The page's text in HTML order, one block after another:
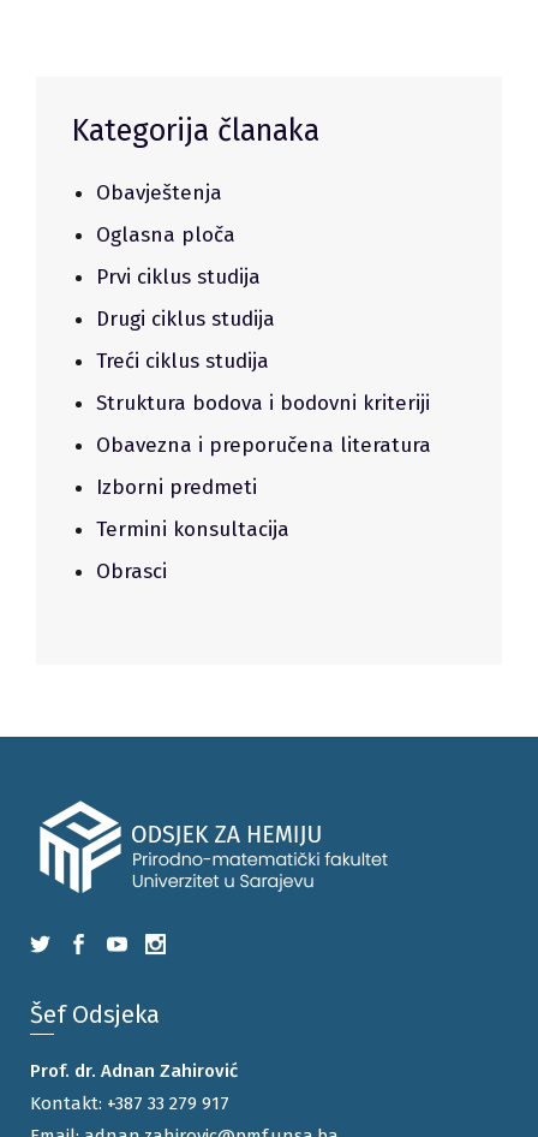
Kategorija članaka
Obavještenja
Oglasna ploča
Prvi ciklus studija
Drugi ciklus studija
Treći ciklus studija
Struktura bodova i bodovni kriteriji
Obavezna i preporučena literatura
Izborni predmeti
Termini konsultacija
Obrasci
Šef Odsjeka
Prof. dr. Adnan Zahirović
Kontakt: +387 33 279 917